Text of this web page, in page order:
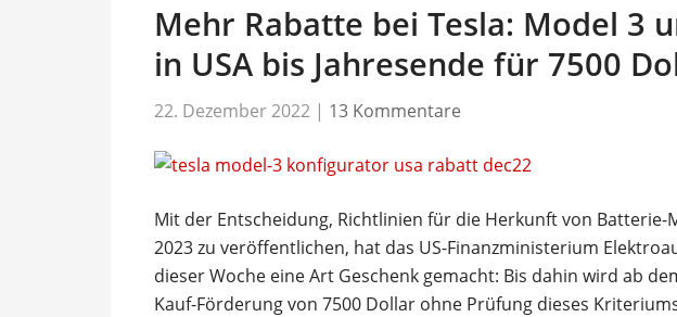
Mehr Rabatte bei Tesla: Model 3
in USA bis Jahresende für 7500
22. Dezember 2022 | 13 Kommentare
Mit der Entscheidung, Richtlinien für die Herkunft von Batterie-
2023 zu veröffentlichen, hat das US-Finanzministerium
dieser Woche eine Art Geschenk gemacht: Bis dahin wird ab
Kauf-Förderung von 7500 Dollar ohne Prüfung dieses